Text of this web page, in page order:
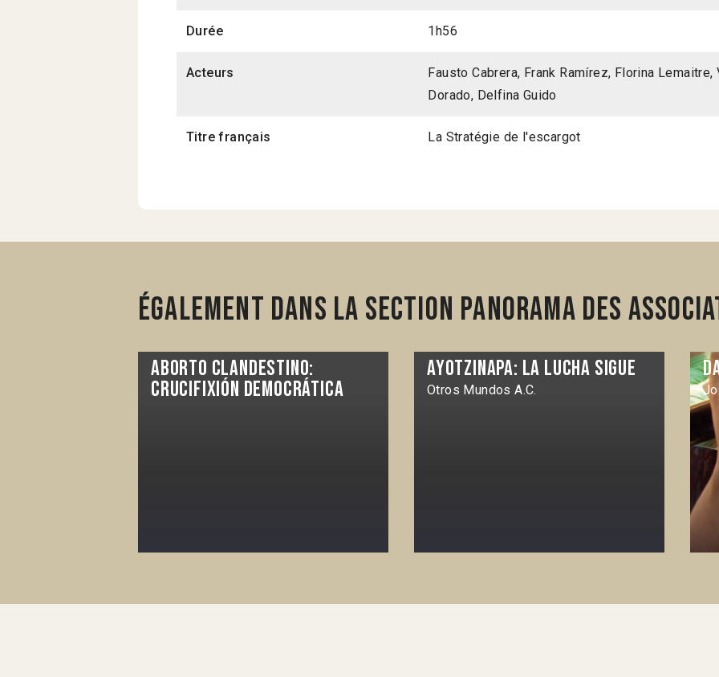
Durée 1h56
Acteurs
Fausto Cabrera, Frank Ramírez, Florina
Dorado, Delfina Guido
Titre français La Stratégie de l'escargot
Également dans la section Panorama des
Aborto clandestino:
crucifixión democrática
Ayotzinapa: La lucha sigue
Otros Mundos A.C.